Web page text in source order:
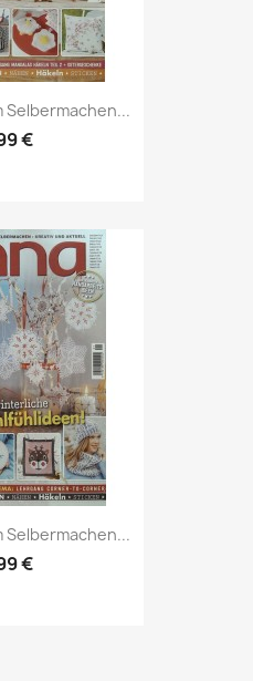
Selbermachen...
€
Selbermachen...
€